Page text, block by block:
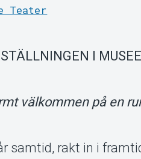
Teater
I
välkommen på en
samtid, rakt in i